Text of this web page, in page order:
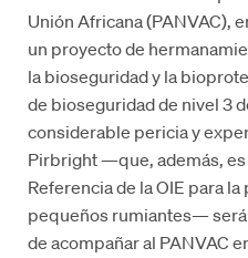
Unión Africana (PANVAC),
un proyecto de
la bioseguridad y la
de bioseguridad de nivel 3
considerable pericia y
Pirbright —que, además,
Referencia de la OIE para
pequeños rumiantes—
de acompañar al PANVAC